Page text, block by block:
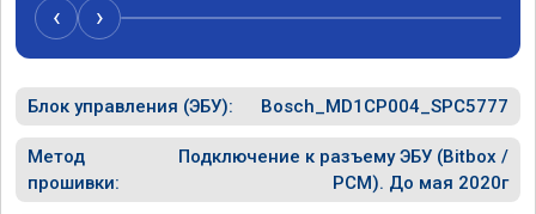
‹ ›
Блок управления (ЭБУ): Bosch_MD1CP004_SPC5777
Метод
прошивки:
Подключение к разъему ЭБУ (Bitbox /
PCM). До мая 2020г